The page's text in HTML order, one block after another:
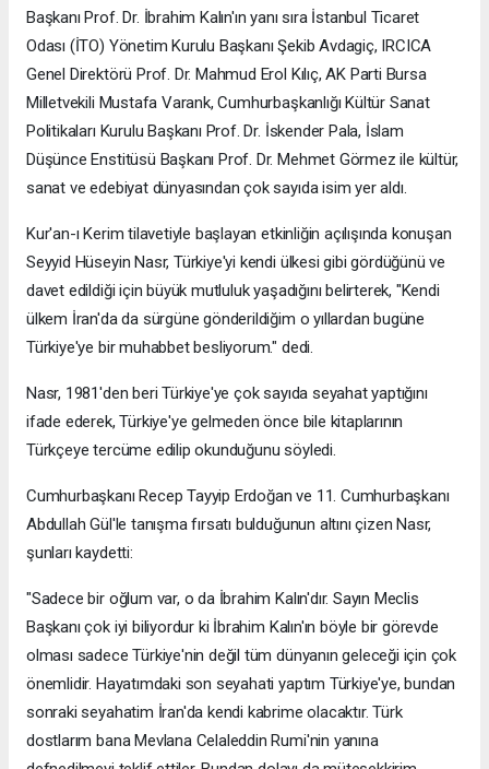
Başkanı Prof. Dr. İbrahim Kalın'ın yanı sıra İstanbul Ticaret
Odası (İTO) Yönetim Kurulu Başkanı Şekib Avdagiç, IRCICA
Genel Direktörü Prof. Dr. Mahmud Erol Kılıç, AK Parti Bursa
Milletvekili Mustafa Varank, Cumhurbaşkanlığı Kültür Sanat
Politikaları Kurulu Başkanı Prof. Dr. İskender Pala, İslam
Düşünce Enstitüsü Başkanı Prof. Dr. Mehmet Görmez ile kültür,
sanat ve edebiyat dünyasından çok sayıda isim yer aldı.
Kur'an-ı Kerim tilavetiyle başlayan etkinliğin açılışında konuşan
Seyyid Hüseyin Nasr, Türkiye'yi kendi ülkesi gibi gördüğünü ve
davet edildiği için büyük mutluluk yaşadığını belirterek, "Kendi
ülkem İran'da da sürgüne gönderildiğim o yıllardan bugüne
Türkiye'ye bir muhabbet besliyorum." dedi.
Nasr, 1981'den beri Türkiye'ye çok sayıda seyahat yaptığını
ifade ederek, Türkiye'ye gelmeden önce bile kitaplarının
Türkçeye tercüme edilip okunduğunu söyledi.
Cumhurbaşkanı Recep Tayyip Erdoğan ve 11. Cumhurbaşkanı
Abdullah Gül'le tanışma fırsatı bulduğunun altını çizen Nasr,
şunları kaydetti:
"Sadece bir oğlum var, o da İbrahim Kalın'dır. Sayın Meclis
Başkanı çok iyi biliyordur ki İbrahim Kalın'ın böyle bir görevde
olması sadece Türkiye'nin değil tüm dünyanın geleceği için çok
önemlidir. Hayatımdaki son seyahati yaptım Türkiye'ye, bundan
sonraki seyahatim İran'da kendi kabrime olacaktır. Türk
dostlarım bana Mevlana Celaleddin Rumi'nin yanına